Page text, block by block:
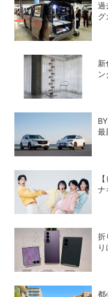
過
グ
新
ン
最
ナ
折
都